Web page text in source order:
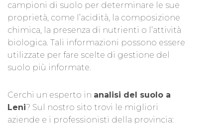
campioni di suolo per determinare le sue
proprietà, come l’acidità, la composizione
chimica, la presenza di nutrienti o l’attività
biologica. Tali informazioni possono essere
utilizzate per fare scelte di gestione del
suolo più informate.
Cerchi un esperto in analisi del suolo a
Leni? Sul nostro sito trovi le migliori
aziende e i professionisti della provincia: